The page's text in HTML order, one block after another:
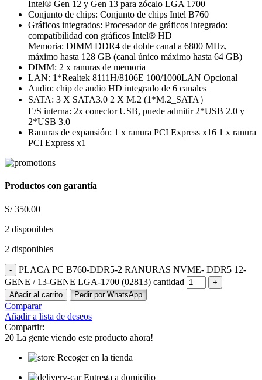
Intel® Gen 12 y Gen 13 para zócalo LGA 1700
Conjunto de chips: Conjunto de chips Intel B760
Gráficos integrados: Procesador de gráficos integrado:
compatibilidad con gráficos Intel® HD
Memoria: DIMM DDR4 de doble canal a 6800 MHz,
máximo hasta 128 GB (canal único máximo hasta 64 GB)
DIMM: 2 x ranuras de memoria
LAN: 1*Realtek 8111H/8106E 100/1000LAN Opcional
Audio: chip de audio HD integrado de 6 canales
SATA: 3 X SATA3.0 2 X M.2 (1*M.2_SATA）
E/S interna: 2x conector USB, puede admitir 2*USB 2.0 y
2*USB 3.0
Ranuras de expansión: 1 x ranura PCI Express x16 1 x ranura
PCI Express x1
Productos con garantía
S/350.00
2 disponibles
2 disponibles
PLACA PC B760-DDR5-2 RANURAS NVME- DDR5 12-
GENE / 13-GENE LGA-1700 (02813) cantidad
Añadir al carrito Pedir por WhatsApp
Comparar
Añadir a lista de deseos
Compartir:
20 La gente viendo este producto ahora!
Recoger en la tienda
Entrega a domicilio